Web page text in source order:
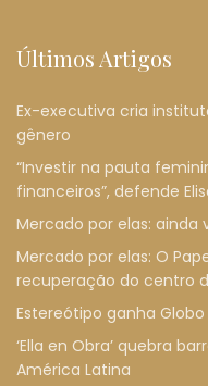
Últimos Artigos
Ex-executiva cria
gênero
“Investir na pauta
financeiros”, defende
Mercado por elas: ainda
Mercado por elas: O
recuperação do centro
Estereótipo ganha
‘Ella en Obra’ quebra
América Latina